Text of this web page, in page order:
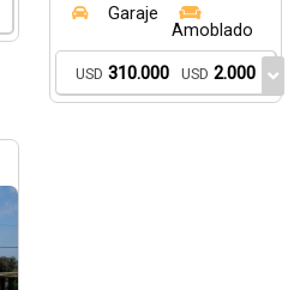
Garaje
Amoblado
USD 310.000 USD 2.000